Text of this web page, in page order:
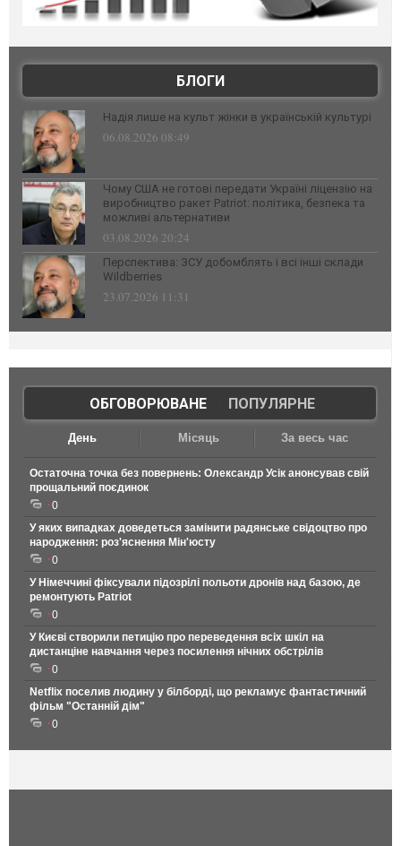
БЛОГИ
Надія лише на культ жінки в українській культурі
06.08.2026 08:49
Чому США не готові передати Україні ліцензію на
виробництво ракет Patriot: політика, безпека та
можливі альтернативи
03.08.2026 20:24
Перспектива: ЗСУ добомблять і всі інші склади
Wildberries
23.07.2026 11:31
ОБГОВОРЮВАНЕ| ПОПУЛЯРНЕ
День Місяць За весь час
Остаточна точка без повернень: Олександр Усік анонсував свій
прощальний поєдинок
0
У яких випадках доведеться замінити радянське свідоцтво про
народження: роз'яснення Мін'юсту
0
У Німеччині фіксували підозрілі польоти дронів над базою, де
ремонтують Patriot
0
У Києві створили петицію про переведення всіх шкіл на
дистанціне навчання через посилення нічних обстрілів
0
Netflix поселив людину у білборді, що рекламує фантастичний
фільм "Останній дім"
0